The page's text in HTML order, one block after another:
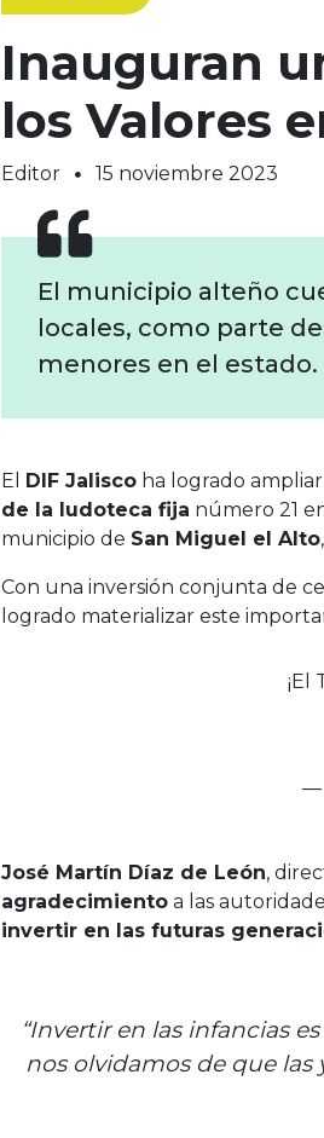
Inauguran
los Valores
Editor 15 noviembre 2023
El municipio alteño
locales, como parte
menores en el estado.
El DIF Jalisco ha logrado
de la ludoteca fija número 21
municipio de San Miguel el Alto
Con una inversión conjunta de
logrado materializar este
¡El
—
José Martín Díaz de León,
agradecimiento a las
invertir en las futuras
“Invertir en las infancias
nos olvidamos de que las